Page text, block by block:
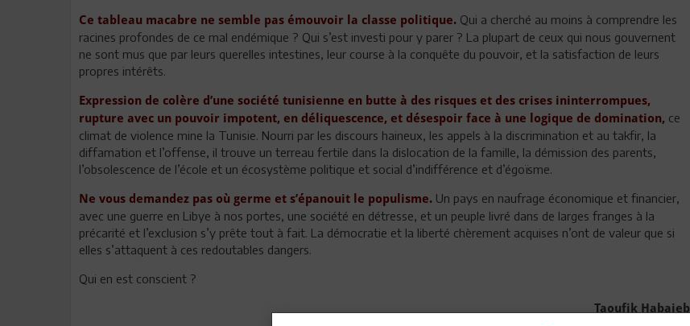
Ce tableau macabre ne semble pas émouvoir la classe politique. Qui a cherché au moins à comprendre les
racines profondes de ce mal endémique ? Qui s’est investi pour y parer ? La plupart de ceux qui nous gouvernent
ne sont mus que par leurs querelles intestines, leur course à la conquête du pouvoir, et la satisfaction de leurs
propres intérêts.
Expression de colère d’une société tunisienne en butte à des risques et des crises ininterrompues,
rupture avec un pouvoir impotent, en déliquescence, et désespoir face à une logique de domination, ce
climat de violence mine la Tunisie. Nourri par les discours haineux, les appels à la discrimination et au takfir, la
diffamation et l’offense, il trouve un terreau fertile dans la dislocation de la famille, la démission des parents,
l’obsolescence de l’école et un écosystème politique et social d’indifférence et d’égoïsme.
Ne vous demandez pas où germe et s’épanouit le populisme. Un pays en naufrage économique et financier,
avec une guerre en Libye à nos portes, une société en détresse, et un peuple livré dans de larges franges à la
précarité et l’exclusion s’y prête tout à fait. La démocratie et la liberté chèrement acquises n’ont de valeur que si
elles s’attaquent à ces redoutables dangers.
Qui en est conscient ?
Taoufik Habaieb